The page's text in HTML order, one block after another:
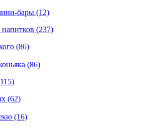
бары (12)
(237)
(86)
(86)
(62)
(16)